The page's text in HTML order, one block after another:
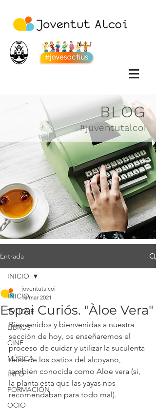
BLOG
#juventutalcoi
Entrada
INICIO
TV JOVE
LIBROS
CINE
MÚSICA
INFO
FORMACIÓN
OCIO
INICIO
Espai Curiós. "Àloe Vera"
joventutalcoi
18 mar 2021
Bienvenidos y bienvenidas a nuestra
sección de hoy, os enseñaremos el
proceso de cuidar y utilizar la suculenta
reina de los patios del alcoyano,
también conocida como Aloe vera (sí,
la planta esta que las yayas nos
recomendaban para todo mal).